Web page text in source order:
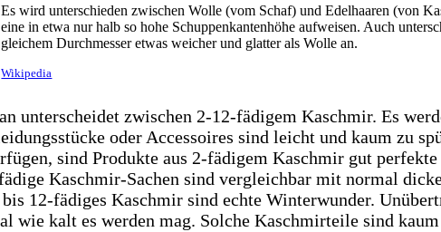
Es wird unterschieden zwischen Wolle (vom Schaf) und Edelhaaren (von
eine in etwa nur halb so hohe Schuppenkantenhöhe aufweisen. Auch
gleichem Durchmesser etwas weicher und glatter als Wolle an.
Wikipedia
unterscheidet zwischen 2-12-fädigem Kaschmir. Es
oder Accessoires sind leicht und kaum zu
sind Produkte aus 2-fädigem Kaschmir gut
Kaschmir-Sachen sind vergleichbar mit normal
12-fädiges Kaschmir sind echte Winterwunder.
wie kalt es werden mag. Solche Kaschmirteile sind